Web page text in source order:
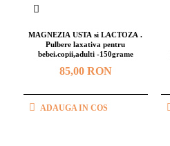
MAGNEZIA USTA si LACTOZA .
Pulbere laxativa pentru
bebei.copii,adulti -150grame
85,00 RON
ADAUGA IN COS